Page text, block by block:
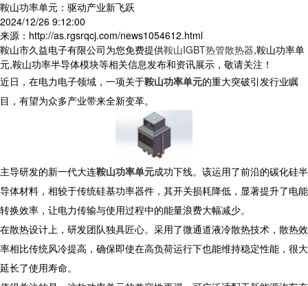
鞍山功率单元：驱动产业新飞跃
2024/12/26 9:12:00
来源：http://as.rgsrqcj.com/news1054612.html
鞍山市久益电子有限公司为您免费提供鞍山IGBT热管散热器,鞍山功率单
元,鞍山功率半导体模块等相关信息发布和资讯展示，敬请关注！
近日，在电力电子领域，一项关于鞍山功率单元的重大突破引发行业瞩
目，有望为众多产业带来全新变革。
主导研发的新一代大连鞍山功率单元成功下线。该运用了前沿的碳化硅半
导体材料，相较于传统硅基功率器件，其开关损耗降低，显著提升了电能
转换效率，让电力传输与使用过程中的能量浪费大幅减少。
在散热设计上，研发团队独具匠心。采用了微通道液冷散热技术，散热效
率相比传统风冷提高，确保即使在高负荷运行下也能维持稳定性能，很大
延长了使用寿命。